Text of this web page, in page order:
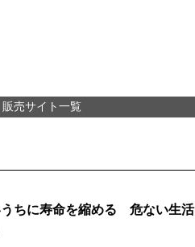
販売サイト一覧
ちに寿命を縮める 危ない生活